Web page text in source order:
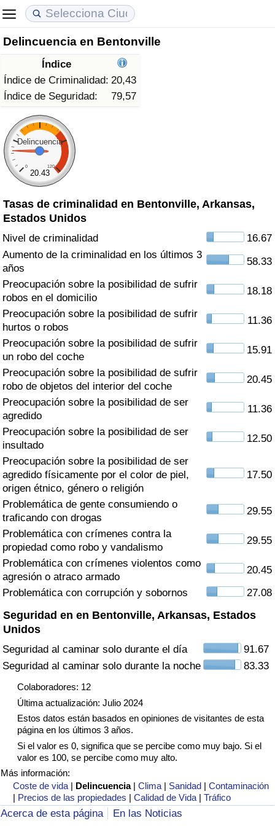
Delincuencia en Bentonville
Índice
Índice de Criminalidad: 20,43
Índice de Seguridad:
79,57
Delincuencia
0 120
20.43
Tasas de criminalidad en Bentonville, Arkansas,
Estados Unidos
Nivel de criminalidad
16.67
Aumento de la criminalidad en los últimos 3
años
58.33
Preocupación sobre la posibilidad de sufrir
robos en el domicilio
18.18
Preocupación sobre la posibilidad de sufrir
hurtos o robos
11.36
Preocupación sobre la posibilidad de sufrir
un robo del coche
15.91
Preocupación sobre la posibilidad de sufrir
robo de objetos del interior del coche
20.45
Preocupación sobre la posibilidad de ser
agredido
11.36
Preocupación sobre la posibilidad de ser
insultado
12.50
Preocupación sobre la posibilidad de ser
agredido físicamente por el color de piel,
origen étnico, género o religión
17.50
Problemática de gente consumiendo o
traficando con drogas
29.55
Problemática con crímenes contra la
propiedad como robo y vandalismo
29.55
Problemática con crímenes violentos como
agresión o atraco armado
20.45
Problemática con corrupción y sobornos
27.08
Seguridad en en Bentonville, Arkansas, Estados
Unidos
Seguridad al caminar solo durante el día
91.67
Seguridad al caminar solo durante la noche
83.33
Colaboradores: 12
Última actualización: Julio 2024
Estos datos están basados en opiniones de visitantes de esta
página en los últimos 3 años.
Si el valor es 0, significa que se percibe como muy bajo. Si el
valor es 100, se percibe como muy alto.
Más información:
Coste de vida | Delincuencia |Clima | Sanidad |Contaminación
| Precios de las propiedades |Calidad de Vida |Tráfico
Acerca de esta página
En las Noticias
Coste de vida
Índice de Costo de Vida (Actual)
Índice de Costo de Vida
Índice de costo de vida por país
en aqaba
Precios de las propiedades
Índice de Precios de Inmuebles (Actual)
Índice de Precios de Inmuebles
Índice de Precios de Inmuebles por País
Calidad de Vida
Índice de Calidad de Vida
Índice de Calidad de Vida (Actual)
Índice de calidad de vida por país
Delincuencia
Calificación del Índice de Criminalidad
(Actual)
Índice de Criminalidad
Índice de criminalidad por país
Sanidad
Índice de Sanidad (Actual)
Índice de Sanidad
Índice de Sanidad por País
Contaminación
Índice de Contaminación (Actual)
Índice de contaminación
Índice de Contaminación por País
Tráfico
Índice de Tráfico
Índice de Tráfico (Actual)
Índice de Tráfico por País